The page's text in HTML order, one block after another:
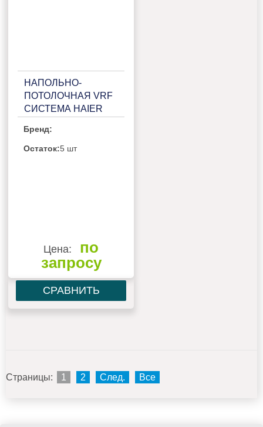
НАПОЛЬНО-
ПОТОЛОЧНАЯ VRF
СИСТЕМА HAIER
Бренд:
Остаток:5 шт
Цена:
по
запросу
СРАВНИТЬ
Страницы: 1 2 След. Все